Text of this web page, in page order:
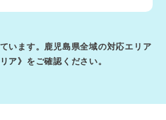
います。鹿児島県全域の対応エリア
ア》をご確認ください。